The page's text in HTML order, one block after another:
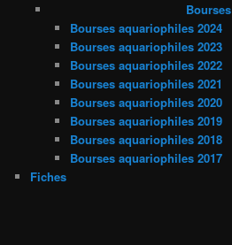
Bourses
Bourses aquariophiles 2024
Bourses aquariophiles 2023
Bourses aquariophiles 2022
Bourses aquariophiles 2021
Bourses aquariophiles 2020
Bourses aquariophiles 2019
Bourses aquariophiles 2018
Bourses aquariophiles 2017
Fiches